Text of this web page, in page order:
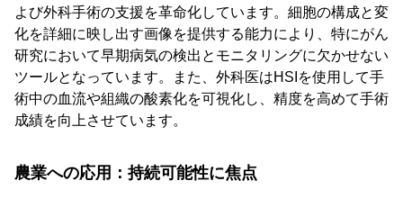
よび外科手術の支援を革命化しています。細胞の構成と変
化を詳細に映し出す画像を提供する能力により、特にがん
研究において早期病気の検出とモニタリングに欠かせない
ツールとなっています。また、外科医はHSIを使用して手
術中の血流や組織の酸素化を可視化し、精度を高めて手術
成績を向上させています。
農業への応用：持続可能性に焦点